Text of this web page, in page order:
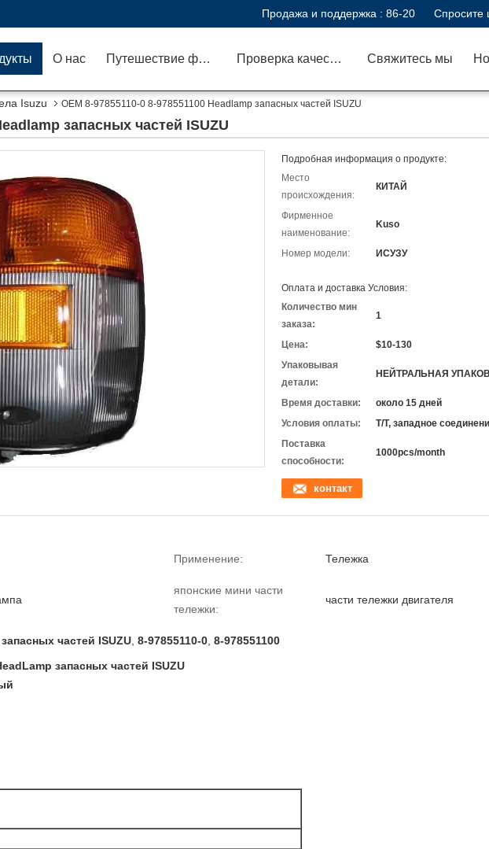
Продажа и поддержка : 86-20 Спросите
О нас Путешествие фабрики Проверка качества Свяжитесь мы
Isuzu OEM 8-97855110-0 8-978551100 Headlamp запасных частей ISUZU
запасных частей ISUZU
Подробная информация о продукте:
Место
происхождения:
КИТАЙ
Фирменное
наименование:
Kuso
Номер модели: ИСУЗУ
Оплата и доставка Условия:
Количество мин
заказа:
1
Цена:
$10-130
Упаковывая
детали:
НЕЙТРАЛЬНАЯ
Время доставки:
около 15 дней
Условия оплаты:
T/T, западное
Поставка
способности:
1000pcs/month
контакт
Применение: Тележка
японские мини части
тележки:
части тележки двигателя
частей ISUZU 8-97855110-0 8-978551100
запасных частей ISUZU